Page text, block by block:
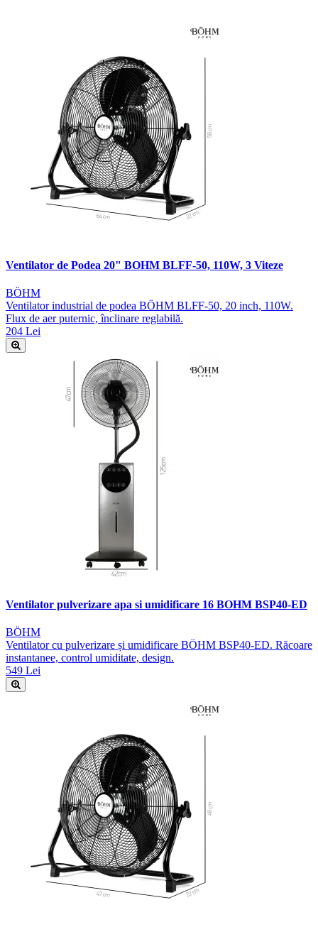
Ventilator de Podea 20" BOHM BLFF-50, 110W, 3 Viteze
BÖHM
Ventilator industrial de podea BÖHM BLFF-50, 20 inch, 110W.
Flux de aer puternic, înclinare reglabilă.
204 Lei
Ventilator pulverizare apa si umidificare 16 BOHM BSP40-ED
BÖHM
Ventilator cu pulverizare și umidificare BÖHM BSP40-ED. Răcoare
instantanee, control umiditate, design.
549 Lei